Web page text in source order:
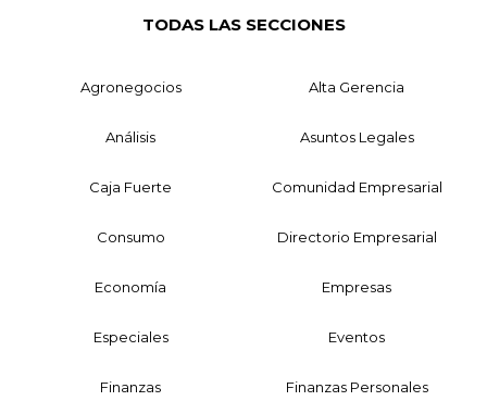
TODAS LAS SECCIONES
Agronegocios Alta Gerencia
Análisis Asuntos Legales
Caja Fuerte Comunidad Empresarial
Consumo Directorio Empresarial
Economía Empresas
Especiales Eventos
Finanzas Finanzas Personales